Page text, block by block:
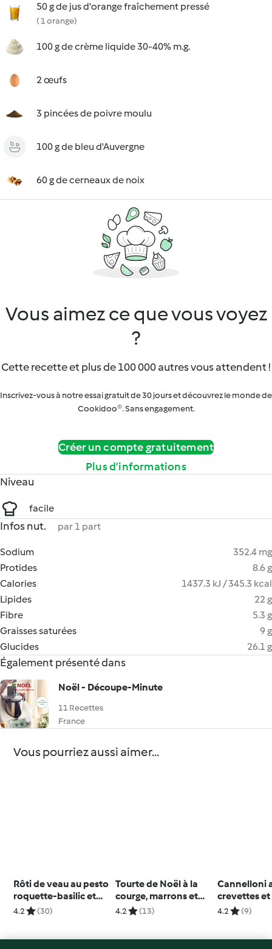
50 g de jus d'orange fraîchement pressé
( 1 orange)
100 g de crème liquide 30-40% m.g.
2 œufs
3 pincées de poivre moulu
100 g de bleu d'Auvergne
60 g de cerneaux de noix
Vous aimez ce que vous voyez
?
Cette recette et plus de 100 000 autres vous attendent !
Inscrivez-vous à notre essai gratuit de 30 jours et découvrez le monde de
Cookidoo®. Sans engagement.
Créer un compte gratuitement
Plus d’informations
Niveau
facile
Infos nut. par 1 part
Sodium
352.4 mg
Protides
8.6 g
Calories
1437.3 kJ / 345.3 kcal
Lipides
22 g
Fibre
5.3 g
Graisses saturées
9 g
Glucides
26.1 g
Également présenté dans
Noël - Découpe-Minute
11 Recettes
France
Vous pourriez aussi aimer...
Rôti de veau au pesto
roquette-basilic et
ses légumes du soleil
4.2 (30)
Tourte de Noël à la
courge, marrons et
champignons
4.2 (13)
Cannelloni
crevettes
4.2 (9)